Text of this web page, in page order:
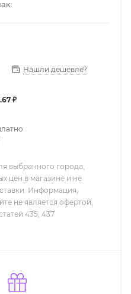
Нашли дешевле?
₽
выбранного города,
цен в магазине и не
Информация,
не является офертой,
435, 437